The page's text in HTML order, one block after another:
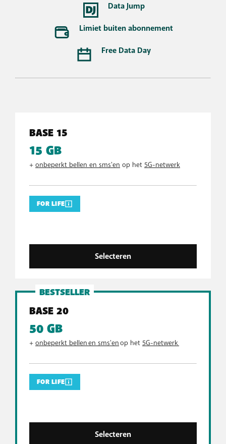
Data Jump
Limiet buiten abonnement
Free Data Day
BASE 15
15 GB
+ onbeperkt bellen en sms'en op het 5G-netwerk
FOR LIFE
Selecteren
BESTSELLER
BASE 20
50 GB
+ onbeperkt bellen en sms'enop het 5G-netwerk
FOR LIFE
Selecteren